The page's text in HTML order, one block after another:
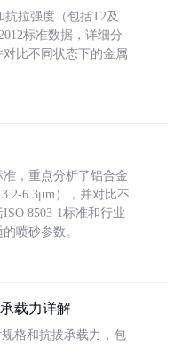
拉强度（包括T2及
标准数据，详细分
比不同状态下的金属
，重点分析了铝合金
6.3μm），并对比不
8503-1标准和行业
喷砂参数。
载力详解
格和抗拔承载力，包